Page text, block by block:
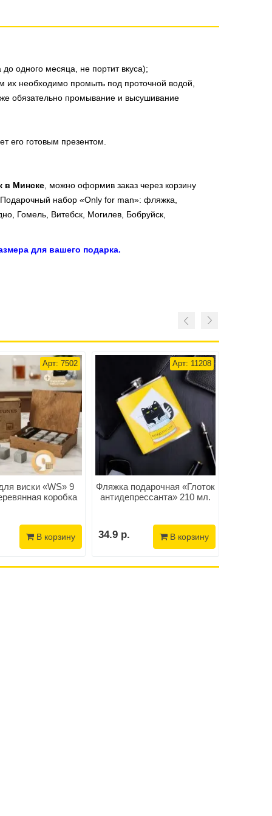
одного месяца, не портит вкуса);
необходимо промыть под проточной водой,
обязательно промывание и высушивание
его готовым презентом.
в Минске , можно оформив заказ через корзину
набор «Only for man»: фляжка,
Гомель, Витебск, Могилев, Бобруйск,
для вашего подарка.
Арт: 7502
виски «WS» 9
коробка
В корзину
Арт: 11208
Фляжка подарочная «Глоток
антидепрессанта» 210 мл.
34.9 р. В корзину